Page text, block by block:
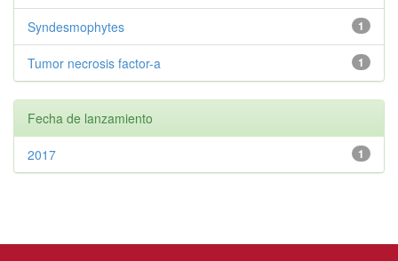
1
Syndesmophytes
1
Tumor necrosis factor-a
Fecha de lanzamiento
1
2017